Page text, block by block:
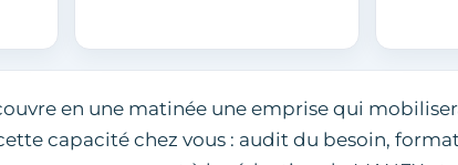
en une matinée une emprise qui
capacité chez vous : audit du besoin,